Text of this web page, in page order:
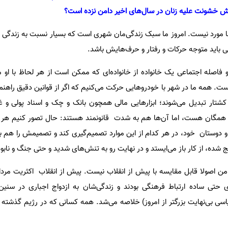
خشونت علیه زنان در سال‌های اخیر دامن نزده است؟
نیست. امروز ما سبک زندگی‌‌مان شهری است که بسیار نسبت به
باید متوجه حرکات و رفتار و حرف‌هایش باشد.
فاصله اجتماعی یک خانواده از خانواده‌ای که ممکن است از هر لحاظ با او
همه ما در شهر با خودروهایی حرکت می‌کنیم که اگر از قوانین دقیق
کشتار تبدیل می‌شوند؛ ابزارهایی مالی همچون بانک و چک و اسناد پولی و
همگان هست، اما آن‌ها هم به شدت قانونمند هستند: حال تصور کنیم
و دوستان خود، در هر کدام از این موارد تصمیم‌گیری کند و تصمیمش را هم
شده، از کار باز می‌ایستد و در نهایت رو به تنش‌های شدید و حتی جنگ و
من اصولا قابل مقایسه با پیش از انقلاب نیست. پیش از انقلاب اکثریت
حتی ساده ارتباط فرهنگی بودند و زندگی‌شان به ازدواج اجباری در
بی‌نهایت بزرگتر از امروز) خلاصه می‌شد‌. همه کسانی که در رژیم گذشته